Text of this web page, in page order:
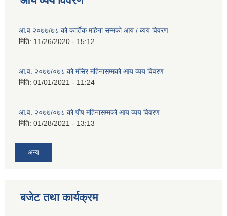
आ.व २०७७/७८ को कार्तिक महिना सम्मको आय / ब्यय विवरण
मिति: 11/26/2020 - 15:12
आ.व. २०७७/०७८ को मंसिर महिनासम्मको आय व्यय विवरण
मिति: 01/01/2021 - 11:24
आ.व. २०७७/०७८ को पौष महिनासम्मको आय व्यय विवरण
मिति: 01/28/2021 - 13:13
अन्य
बजेट तथा कार्यक्रम